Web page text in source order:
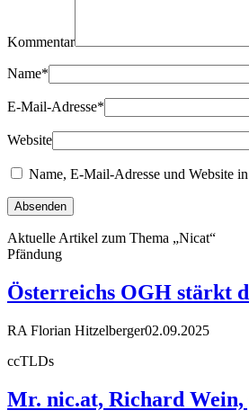
Kommentar
Name*
E-Mail-Adresse*
Website
Name, E-Mail-Adresse und Website
Aktuelle Artikel zum Thema „Nicat“
Pfändung
Österreichs OGH stärkt
RA Florian Hitzelberger02.09.2025
ccTLDs
Mr. nic.at, Richard Wein,